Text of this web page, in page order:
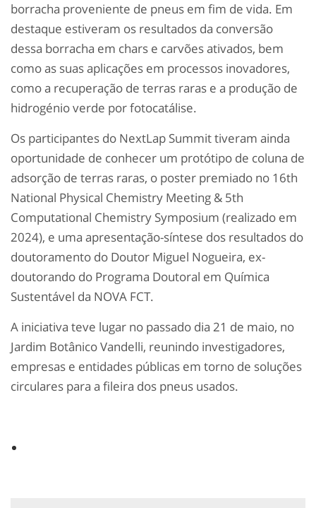
borracha proveniente de pneus em fim de vida. Em
destaque estiveram os resultados da conversão
dessa borracha em chars e carvões ativados, bem
como as suas aplicações em processos inovadores,
como a recuperação de terras raras e a produção de
hidrogénio verde por fotocatálise.
Os participantes do NextLap Summit tiveram ainda
oportunidade de conhecer um protótipo de coluna de
adsorção de terras raras, o poster premiado no 16th
National Physical Chemistry Meeting & 5th
Computational Chemistry Symposium (realizado em
2024), e uma apresentação-síntese dos resultados do
doutoramento do Doutor Miguel Nogueira, ex-
doutorando do Programa Doutoral em Química
Sustentável da NOVA FCT.
A iniciativa teve lugar no passado dia 21 de maio, no
Jardim Botânico Vandelli, reunindo investigadores,
empresas e entidades públicas em torno de soluções
circulares para a fileira dos pneus usados.